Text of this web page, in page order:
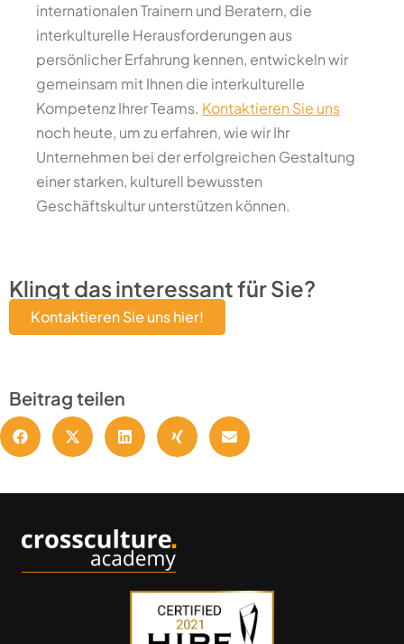
internationalen Trainern und Beratern, die
interkulturelle Herausforderungen aus
persönlicher Erfahrung kennen, entwickeln wir
gemeinsam mit Ihnen die interkulturelle
Kompetenz Ihrer Teams. Kontaktieren Sie uns
noch heute, um zu erfahren, wie wir Ihr
Unternehmen bei der erfolgreichen Gestaltung
einer starken, kulturell bewussten
Geschäftskultur unterstützen können.
Klingt das interessant für Sie?
Kontaktieren Sie uns hier!
Beitrag teilen